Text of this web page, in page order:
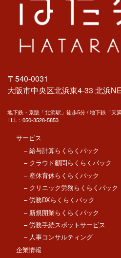
〒540-0031
大阪市中央区北浜東4-33 北浜
地下鉄・京阪「北浜駅」徒歩5分 / 地下鉄「天
TEL： 050-3528-5853
サービス
– 給与計算らくらくパック
– クラウド顧問らくらくパック
– 産休育休らくらくパック
– クリニック労務らくらくパック
– 労務DXらくらくパック
– 新規開業らくらくパック
– 労務手続スポットサービス
– 人事コンサルティング
企業情報